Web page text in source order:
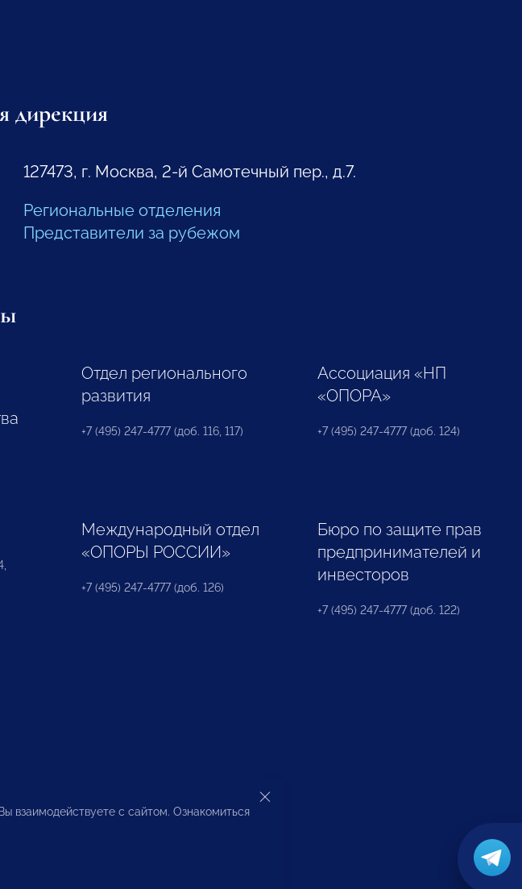
дирекция
127473, г. Москва, 2-й Самотечный пер., д.7.
Региональные отделения
Представители за рубежом
Отдел регионального
развития
+7 (495) 247-4777 (доб. 116, 117)
Ассоциация «НП
«ОПОРА»
+7 (495) 247-4777 (доб. 124)
Международный отдел
«ОПОРЫ РОССИИ»
+7 (495) 247-4777 (доб. 126)
Бюро по защите прав
предпринимателей и
инвесторов
+7 (495) 247-4777 (доб. 122)
взаимодействуете с сайтом. Ознакомиться